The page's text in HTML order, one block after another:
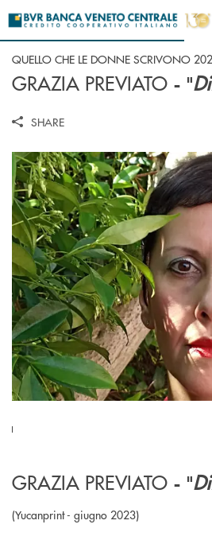
QUELLO CHE LE DONNE SCRIVONO
GRAZIA PREVIATO - "
SHARE
GRAZIA PREVIATO - "
(Yucanprint - giugno 2023)